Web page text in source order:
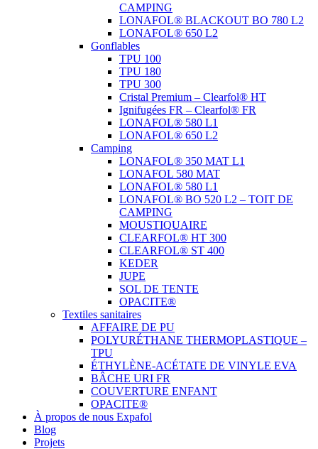
CAMPING
LONAFOL® BLACKOUT BO 780 L2
LONAFOL® 650 L2
Gonflables
TPU 100
TPU 180
TPU 300
Cristal Premium – Clearfol® HT
Ignifugées FR – Clearfol® FR
LONAFOL® 580 L1
LONAFOL® 650 L2
Camping
LONAFOL® 350 MAT L1
LONAFOL 580 MAT
LONAFOL® 580 L1
LONAFOL® BO 520 L2 – TOIT DE
CAMPING
MOUSTIQUAIRE
CLEARFOL® HT 300
CLEARFOL® ST 400
KEDER
JUPE
SOL DE TENTE
OPACITE®
Textiles sanitaires
AFFAIRE DE PU
POLYURÉTHANE THERMOPLASTIQUE –
TPU
ÉTHYLÈNE-ACÉTATE DE VINYLE EVA
BÂCHE URI FR
COUVERTURE ENFANT
OPACITE®
À propos de nous Expafol
Blog
Projets